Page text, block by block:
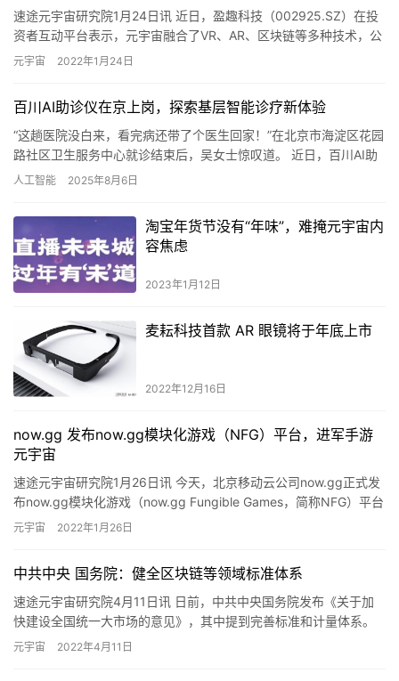
速途元宇宙研究院1月24日讯 近日，盈趣科技（002925.SZ）在投
资者互动平台表示，元宇宙融合了VR、AR、区块链等多种技术，公
司之前推出的VR眼镜一定程度上来说属于元宇宙体系…
元宇宙 2022年1月24日
百川AI助诊仪在京上岗，探索基层智能诊疗新体验
“这趟医院没白来，看完病还带了个医生回家！”在北京市海淀区花园
路社区卫生服务中心就诊结束后，吴女士惊叹道。 近日，百川AI助
诊仪在海淀区多个社区卫生服务中心上岗”执业&…
人工智能 2025年8月6日
淘宝年货节没有“年味”，难掩元宇宙内
容焦虑
2023年1月12日
麦耘科技首款 AR 眼镜将于年底上市
2022年12月16日
now.gg 发布now.gg模块化游戏（NFG）平台，进军手游
元宇宙
速途元宇宙研究院1月26日讯 今天，北京移动云公司now.gg正式发
布now.gg模块化游戏（now.gg Fungible Games，简称NFG）平台
并支持基于Unity、Un…
元宇宙 2022年1月26日
中共中央 国务院：健全区块链等领域标准体系
速途元宇宙研究院4月11日讯 日前，中共中央国务院发布《关于加
快建设全国统一大市场的意见》，其中提到完善标准和计量体系。
优化政府颁布标准与市场自主制定标准结构，对国家标准和行业标
元宇宙 2022年4月11日